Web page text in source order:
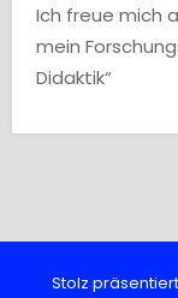
Ich freue mich
mein
Didaktik“
Stolz